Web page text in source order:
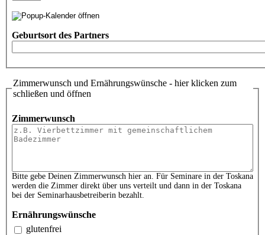
Geburtsort des Partners
Zimmerwunsch und Ernährungswünsche - hier klicken zum
schließen und öffnen
Zimmerwunsch
Bitte gebe Deinen Zimmerwunsch hier an. Für Seminare in der Toskana
werden die Zimmer direkt über uns verteilt und dann in der Toskana
bei der Seminarhausbetreiberin bezahlt.
Ernährungswünsche
glutenfrei